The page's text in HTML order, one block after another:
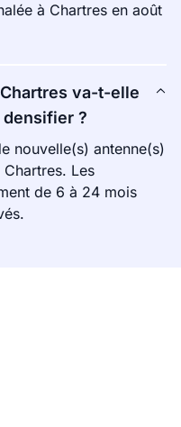
à Chartres en août
va-t-elle
densifier ?
nouvelle(s) antenne(s)
Les
de 6 à 24 mois